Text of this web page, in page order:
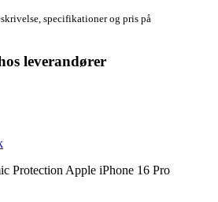
specifikationer og pris på
leverandører
Protection Apple iPhone 16 Pro